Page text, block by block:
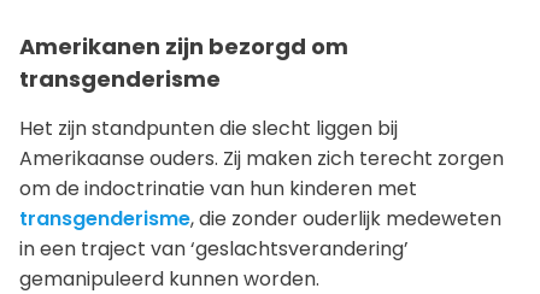
Amerikanen zijn bezorgd om
transgenderisme
Het zijn standpunten die slecht liggen bij
Amerikaanse ouders. Zij maken zich terecht zorgen
om de indoctrinatie van hun kinderen met
transgenderisme, die zonder ouderlijk medeweten
in een traject van ‘geslachtsverandering’
gemanipuleerd kunnen worden.